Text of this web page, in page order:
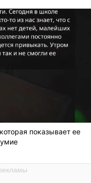
показывает ее